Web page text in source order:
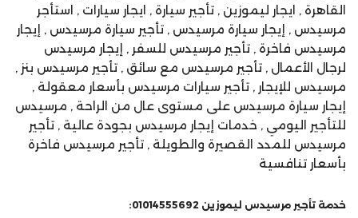
القاهرة , ايجار ليموزين , تأجير سيارة , ايجار سيارات , استأجر
مرسيدس , إيجار سيارة مرسيدس , تأجير سيارة مرسيدس , إيجار
مرسيدس فاخرة , تأجير مرسيدس للسفر , إيجار مرسيدس
لرجال الأعمال , تأجير مرسيدس مع سائق , تأجير مرسيدس بنز ,
مرسيدس للإيجار , تأجير سيارات مرسيدس بأسعار معقولة ,
إيجار سيارة مرسيدس على مستوى عال من الراحة , مرسيدس
للتأجير اليومي , خدمات إيجار مرسيدس بجودة عالية , تأجير
مرسيدس للمدد القصيرة والطويلة , تأجير مرسيدس فاخرة
بأسعار تنافسية
خدمة تأجير مرسيدس ليموزين 01014555692: